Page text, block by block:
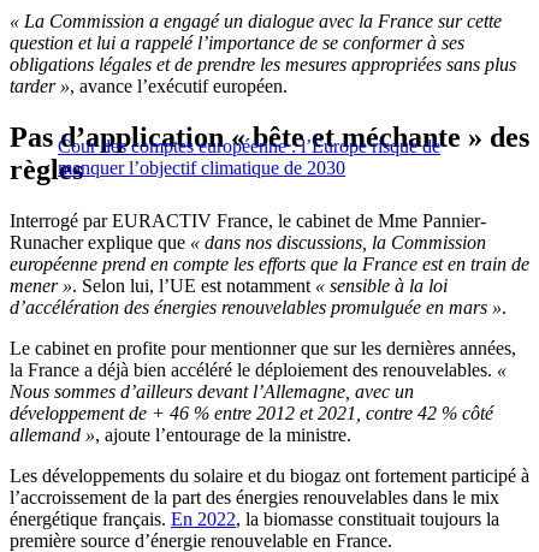
« La Commission a engagé un dialogue avec la France sur cette
question et lui a rappelé l’importance de se conformer à ses
obligations légales et de prendre les mesures appropriées sans plus
tarder », avance l’exécutif européen.
Cour des comptes européenne : l’Europe risque de
manquer l’objectif climatique de 2030
Pas d’application« bête et méchante » des
règles
Interrogé par EURACTIV France, le cabinet de Mme Pannier-
Runacher explique que « dans nos discussions, la Commission
européenne prend en compte les efforts que la France est en train de
mener ». Selon lui, l’UE est notamment « sensible à la loi
d’accélération des énergies renouvelables promulguée en mars ».
Le cabinet en profite pour mentionner que sur les dernières années,
la France a déjà bien accéléré le déploiement des renouvelables. «
Nous sommes d’ailleurs devant l’Allemagne, avec un
développement de + 46 % entre 2012 et 2021, contre 42 % côté
allemand », ajoute l’entourage de la ministre.
Les développements du solaire et du biogaz ont fortement participé à
l’accroissement de la part des énergies renouvelables dans le mix
énergétique français. En 2022, la biomasse constituait toujours la
première source d’énergie renouvelable en France.